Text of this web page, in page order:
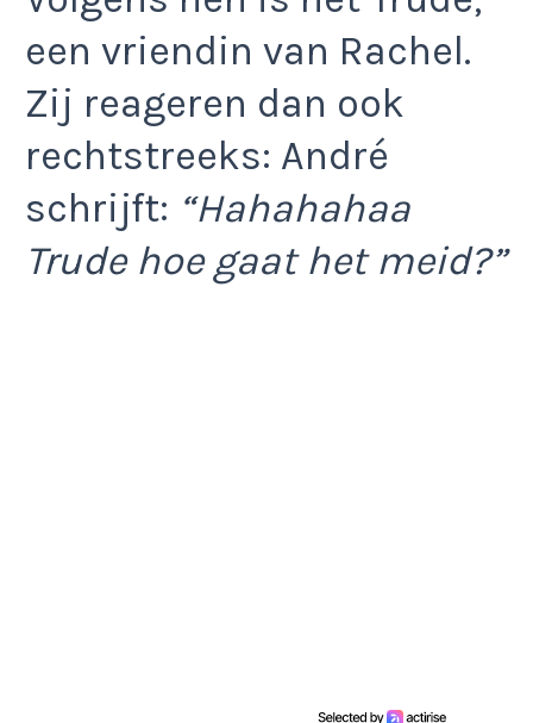
een vriendin van Rachel.
Zij reageren dan ook
rechtstreeks: André
schrijft: “Hahahahaa
Trude hoe gaat het meid?”